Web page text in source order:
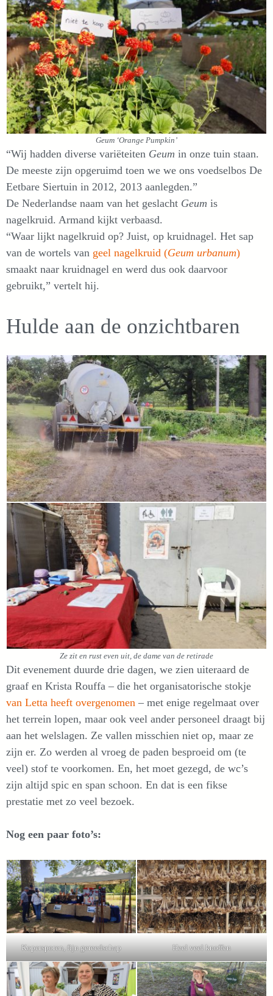
Geum ‘Orange Pumpkin’
“Wij hadden diverse variëteiten Geum in onze tuin staan.
De meeste zijn opgeruimd toen we we ons voedselbos De
Eetbare Siertuin in 2012, 2013 aanlegden.”
De Nederlandse naam van het geslacht Geum is
nagelkruid. Armand kijkt verbaasd.
“Waar lijkt nagelkruid op? Juist, op kruidnagel. Het sap
van de wortels van geel nagelkruid (Geum urbanum)
smaakt naar kruidnagel en werd dus ook daarvoor
gebruikt,” vertelt hij.
Hulde aan de onzichtbaren
Ze zit en rust even uit, de dame van de retirade
Dit evenement duurde drie dagen, we zien uiteraard de
graaf en Krista Rouffa – die het organisatorische stokje
van Letta heeft overgenomen – met enige regelmaat over
het terrein lopen, maar ook veel ander personeel draagt bij
aan het welslagen. Ze vallen misschien niet op, maar ze
zijn er. Zo werden al vroeg de paden besproeid om (te
veel) stof te voorkomen. En, het moet gezegd, de wc’s
zijn altijd spic en span schoon. En dat is een fikse
prestatie met zo veel bezoek.
Nog een paar foto’s:
Kopersporen, fijn gereedschap Heel veel knoffen